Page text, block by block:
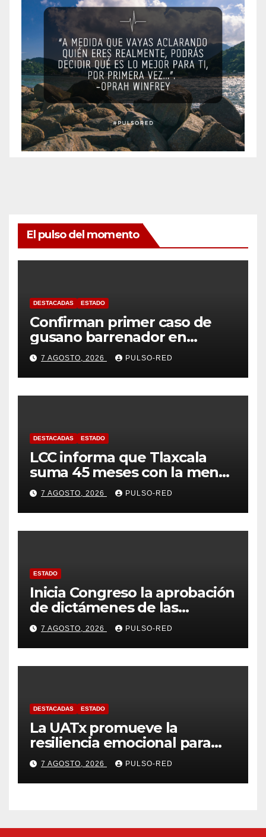
El pulso del momento
DESTACADAS ESTADO
Confirman primer caso de
gusano barrenador en
humano en Tlaxcala
7 AGOSTO, 2026 PULSO-RED
DESTACADAS ESTADO
LCC informa que Tlaxcala
suma 45 meses con la menor
tasa de delitos en el país
7 AGOSTO, 2026 PULSO-RED
ESTADO
Inicia Congreso la aprobación
de dictámenes de las
cuentas públicas de entes
fiscalizables del ejercicio
fiscal 2025
7 AGOSTO, 2026 PULSO-RED
DESTACADAS ESTADO
La UATx promueve la
resiliencia emocional para
fortalecer salud y bienestar
de estudiantes y docentes
7 AGOSTO, 2026 PULSO-RED